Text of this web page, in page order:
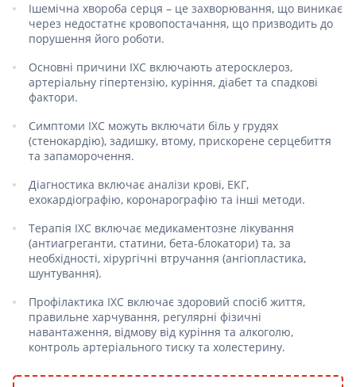
Ішемічна хвороба серця – це захворювання, що виникає
через недостатнє кровопостачання, що призводить до
порушення його роботи.
Основні причини ІХС включають атеросклероз,
артеріальну гіпертензію, куріння, діабет та спадкові
фактори.
Симптоми ІХС можуть включати біль у грудях
(стенокардію), задишку, втому, прискорене серцебиття
та запаморочення.
Діагностика включає аналізи крові, ЕКГ,
ехокардіографію, коронарографію та інші методи.
Терапія ІХС включає медикаментозне лікування
(антиагреганти, статини, бета-блокатори) та, за
необхідності, хірургічні втручання (ангіопластика,
шунтування).
Профілактика ІХС включає здоровий спосіб життя,
правильне харчування, регулярні фізичні
навантаження, відмову від куріння та алкоголю,
контроль артеріального тиску та холестерину.